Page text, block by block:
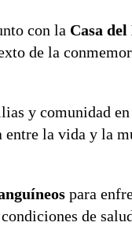
con la Casa
de la
y comunidad en
la vida y la
para
de